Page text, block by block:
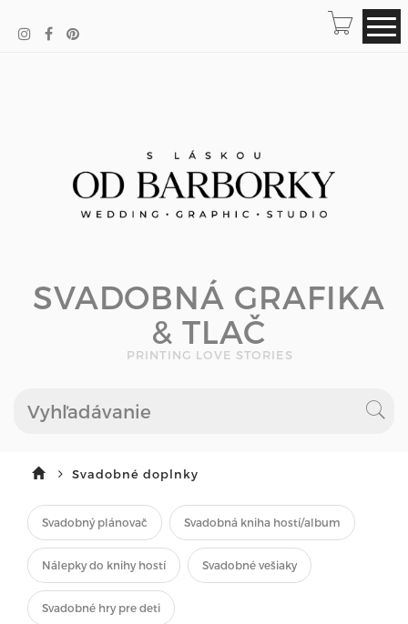
SVADOBNÁ GRAFIKA
& TLAČ
PRINTING LOVE STORIES
Svadobné doplnky
Svadobný plánovač Svadobná kniha hostí/album
Nálepky do knihy hostí Svadobné vešiaky
Svadobné hry pre deti